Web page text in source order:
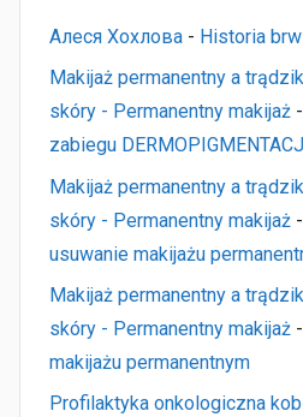
Алеся Хохлова - Historia
Makijaż permanentny a
skóry - Permanentny makijaż -
zabiegu
Makijaż permanentny a
skóry - Permanentny makijaż -
usuwanie makijażu
Makijaż permanentny a
skóry - Permanentny makijaż -
makijażu permanentnym
Profilaktyka onkologiczna